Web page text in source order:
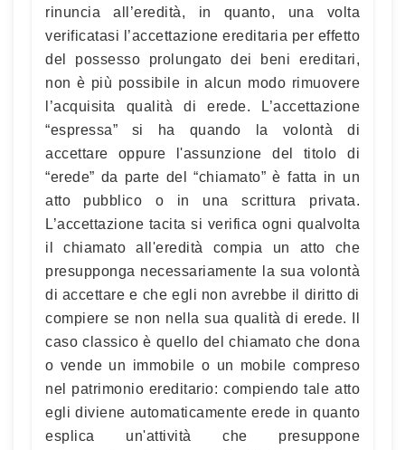
rinuncia all’eredità, in quanto, una volta
verificatasi l’accettazione ereditaria per effetto
del possesso prolungato dei beni ereditari,
non è più possibile in alcun modo rimuovere
l’acquisita qualità di erede. L’accettazione
“espressa” si ha quando la volontà di
accettare oppure l'assunzione del titolo di
“erede” da parte del “chiamato” è fatta in un
atto pubblico o in una scrittura privata.
L’accettazione tacita si verifica ogni qualvolta
il chiamato all'eredità compia un atto che
presupponga necessariamente la sua volontà
di accettare e che egli non avrebbe il diritto di
compiere se non nella sua qualità di erede. Il
caso classico è quello del chiamato che dona
o vende un immobile o un mobile compreso
nel patrimonio ereditario: compiendo tale atto
egli diviene automaticamente erede in quanto
esplica un'attività che presuppone